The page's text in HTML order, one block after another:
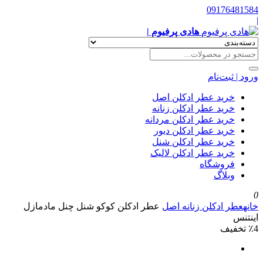
09176481584
|
هادی پرفیوم |
ورود | ثبت‌نام
خرید عطر ادکلن اصل
خرید عطر ادکلن زنانه
خرید عطر ادکلن مردانه
خرید عطر ادکلن دیور
خرید عطر ادکلن شنل
خرید عطر ادکلن لالیک
فروشگاه
وبلاگ
0
خانهعطر ادکلن زنانه اصل عطر ادکلن کوکو شنل چنل مادمازل
اینتنس
٪4 تخفیف